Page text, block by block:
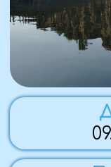
+7 (959)
31 000 ₽
По вопросам